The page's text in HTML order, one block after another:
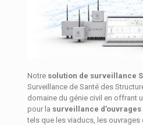
Notre solution de surveillance
Surveillance de Santé des
domaine du génie civil en offrant
pour la surveillance
tels que les viaducs, les ouvrages